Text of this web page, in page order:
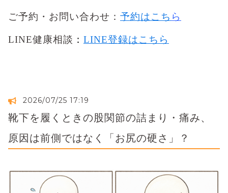
ご予約・お問い合わせ： 予約はこち ら
LINE健康相談 ： LINE登録はこちら
2026/07/25 17:19
靴下を履くときの股関節の詰まり・痛み、
原因は前側ではなく「お尻の硬さ」？